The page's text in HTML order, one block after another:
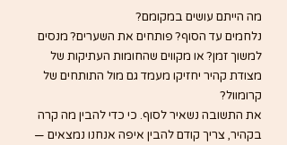
מה הייתם עושים במקומם?
נלחמים עד הסוף? פותחים את השערים? מנסים
למשוך זמן? או מקווים שהחומות העתיקות של
מצודת קהיר יחזיקו מעמד גם מול התותחים של
קרומוול?
את התשובה נשאיר לסוף. כי כדי להבין מה קרה
בקהיר, צריך קודם להבין איפה אנחנו נמצאים —